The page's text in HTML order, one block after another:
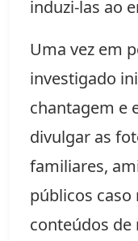
induzi-las ao
Uma vez em
investigado
chantagem e
divulgar as
familiares,
públicos caso
conteúdos de